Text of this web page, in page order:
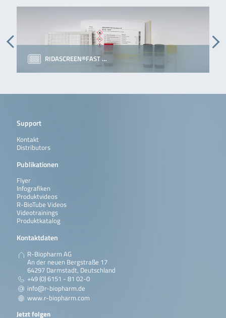
RIDASCREEN®FAST …
Support
Kontakt
Distributors
Publikationen
Flyer
Infografiken
Produktvideos
R-BioTube Videos
Videotrainings
Produktkatalog
Kontaktdaten
R-Biopharm AG
An der neuen Bergstraße 17
64297 Darmstadt, Deutschland
+49 (0) 6151 - 81 02-0
info@r-biopharm.de
www.r-biopharm.com
Jetzt folgen